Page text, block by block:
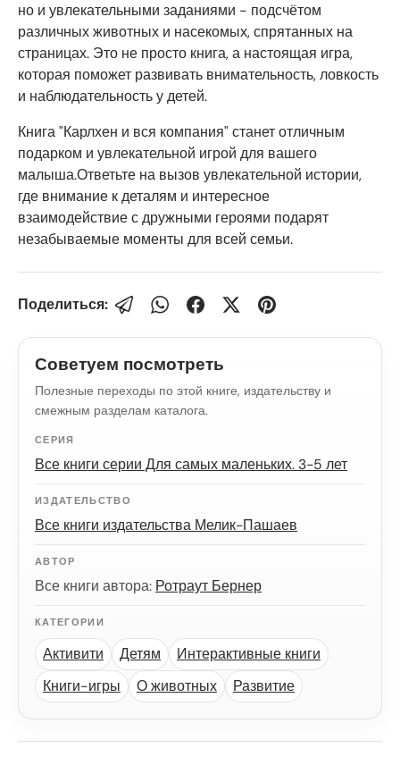
но и увлекательными заданиями - подсчётом
различных животных и насекомых, спрятанных на
страницах. Это не просто книга, а настоящая игра,
которая поможет развивать внимательность, ловкость
и наблюдательность у детей.
Книга "Карлхен и вся компания" станет отличным
подарком и увлекательной игрой для вашего
малыша.Ответьте на вызов увлекательной истории,
где внимание к деталям и интересное
взаимодействие с дружными героями подарят
незабываемые моменты для всей семьи.
Поделиться:
Советуем посмотреть
Полезные переходы по этой книге, издательству и
смежным разделам каталога.
СЕРИЯ
Все книги серии Для самых маленьких. 3-5 лет
ИЗДАТЕЛЬСТВО
Все книги издательства Мелик-Пашаев
АВТОР
Все книги автора: Ротраут Бернер
КАТЕГОРИИ
Активити Детям
Интерактивные книги
Книги-игры
О животных Развитие